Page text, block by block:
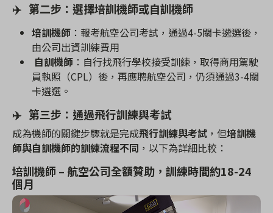
✈ 第二步：選擇培訓機師或自訓機師
培訓機師 ：報考航空公司考試，通過4-5關卡遴選後，
由公司出資訓練費用
自訓機師 ：自行找飛行學校接受訓練，取得商用駕駛
員執照（CPL）後，再應聘航空公司，仍須通過3-4關
卡遴選。
✈ 第三步：通過飛行訓練與考試
成為機師的關鍵步驟就是完成飛行訓練與考試 ，但培訓機
師與自訓機師的訓練流程不同 ，以下為詳細比較：
培訓機師 – 航空公司全額贊助，訓練時間約18-24
個月